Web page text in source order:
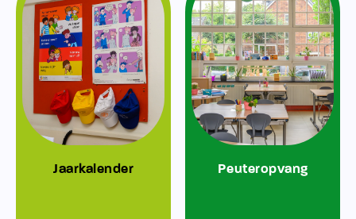
Jaarkalender Peuteropvang